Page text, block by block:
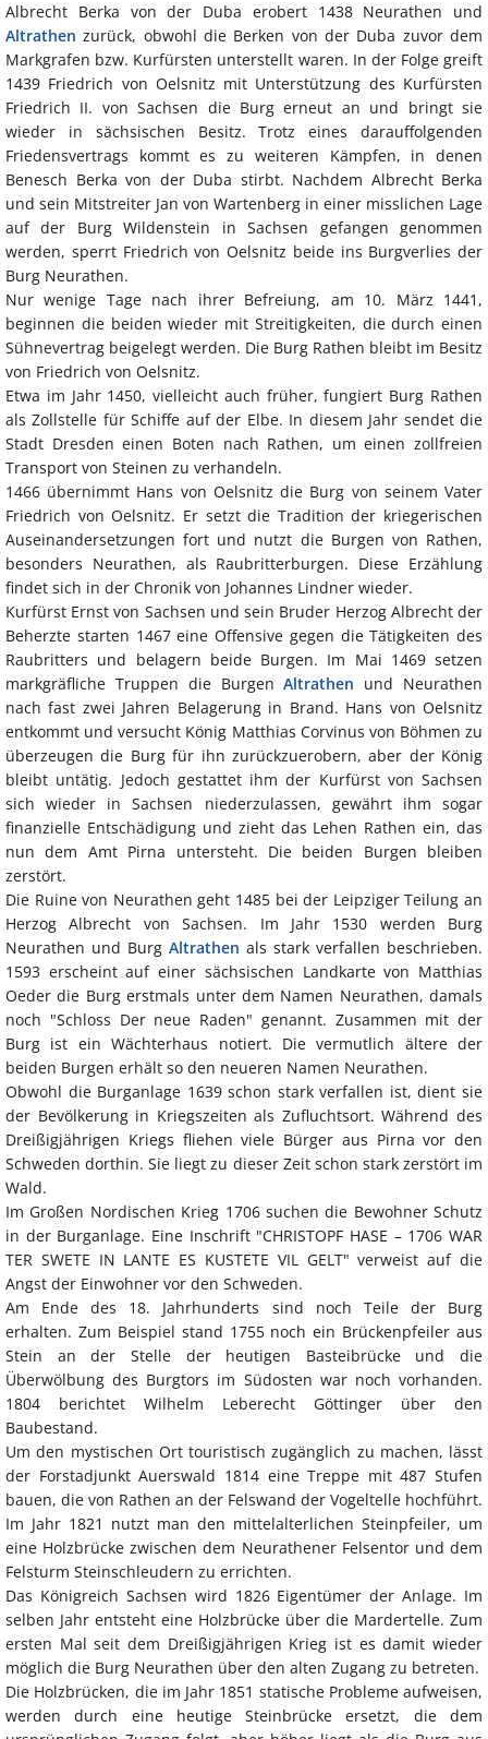
Albrecht Berka von der Duba erobert 1438 Neurathen und
Altrathen zurück, obwohl die Berken von der Duba zuvor dem
Markgrafen bzw. Kurfürsten unterstellt waren. In der Folge greift
1439 Friedrich von Oelsnitz mit Unterstützung des Kurfürsten
Friedrich II. von Sachsen die Burg erneut an und bringt sie
wieder in sächsischen Besitz. Trotz eines darauffolgenden
Friedensvertrags kommt es zu weiteren Kämpfen, in denen
Benesch Berka von der Duba stirbt. Nachdem Albrecht Berka
und sein Mitstreiter Jan von Wartenberg in einer misslichen Lage
auf der Burg Wildenstein in Sachsen gefangen genommen
werden, sperrt Friedrich von Oelsnitz beide ins Burgverlies der
Burg Neurathen.
Nur wenige Tage nach ihrer Befreiung, am 10. März 1441,
beginnen die beiden wieder mit Streitigkeiten, die durch einen
Sühnevertrag beigelegt werden. Die Burg Rathen bleibt im Besitz
von Friedrich von Oelsnitz.
Etwa im Jahr 1450, vielleicht auch früher, fungiert Burg Rathen
als Zollstelle für Schiffe auf der Elbe. In diesem Jahr sendet die
Stadt Dresden einen Boten nach Rathen, um einen zollfreien
Transport von Steinen zu verhandeln.
1466 übernimmt Hans von Oelsnitz die Burg von seinem Vater
Friedrich von Oelsnitz. Er setzt die Tradition der kriegerischen
Auseinandersetzungen fort und nutzt die Burgen von Rathen,
besonders Neurathen, als Raubritterburgen. Diese Erzählung
findet sich in der Chronik von Johannes Lindner wieder.
Kurfürst Ernst von Sachsen und sein Bruder Herzog Albrecht der
Beherzte starten 1467 eine Offensive gegen die Tätigkeiten des
Raubritters und belagern beide Burgen. Im Mai 1469 setzen
markgräfliche Truppen die BurgenAltrathen und Neurathen
nach fast zwei Jahren Belagerung in Brand. Hans von Oelsnitz
entkommt und versucht König Matthias Corvinus von Böhmen zu
überzeugen die Burg für ihn zurückzuerobern, aber der König
bleibt untätig. Jedoch gestattet ihm der Kurfürst von Sachsen
sich wieder in Sachsen niederzulassen, gewährt ihm sogar
finanzielle Entschädigung und zieht das Lehen Rathen ein, das
nun dem Amt Pirna untersteht. Die beiden Burgen bleiben
zerstört.
Die Ruine von Neurathen geht 1485 bei der Leipziger Teilung an
Herzog Albrecht von Sachsen. Im Jahr 1530 werden Burg
Neurathen und Burg Altrathen als stark verfallen beschrieben.
1593 erscheint auf einer sächsischen Landkarte von Matthias
Oeder die Burg erstmals unter dem Namen Neurathen, damals
noch "Schloss Der neue Raden" genannt. Zusammen mit der
Burg ist ein Wächterhaus notiert. Die vermutlich ältere der
beiden Burgen erhält so den neueren Namen Neurathen.
Obwohl die Burganlage 1639 schon stark verfallen ist, dient sie
der Bevölkerung in Kriegszeiten als Zufluchtsort. Während des
Dreißigjährigen Kriegs fliehen viele Bürger aus Pirna vor den
Schweden dorthin. Sie liegt zu dieser Zeit schon stark zerstört im
Wald.
Im Großen Nordischen Krieg 1706 suchen die Bewohner Schutz
in der Burganlage. Eine Inschrift "CHRISTOPF HASE – 1706 WAR
TER SWETE IN LANTE ES KUSTETE VIL GELT" verweist auf die
Angst der Einwohner vor den Schweden.
Am Ende des 18. Jahrhunderts sind noch Teile der Burg
erhalten. Zum Beispiel stand 1755 noch ein Brückenpfeiler aus
Stein an der Stelle der heutigen Basteibrücke und die
Überwölbung des Burgtors im Südosten war noch vorhanden.
1804 berichtet Wilhelm Leberecht Göttinger über den
Baubestand.
Um den mystischen Ort touristisch zugänglich zu machen, lässt
der Forstadjunkt Auerswald 1814 eine Treppe mit 487 Stufen
bauen, die von Rathen an der Felswand der Vogeltelle hochführt.
Im Jahr 1821 nutzt man den mittelalterlichen Steinpfeiler, um
eine Holzbrücke zwischen dem Neurathener Felsentor und dem
Felsturm Steinschleudern zu errichten.
Das Königreich Sachsen wird 1826 Eigentümer der Anlage. Im
selben Jahr entsteht eine Holzbrücke über die Mardertelle. Zum
ersten Mal seit dem Dreißigjährigen Krieg ist es damit wieder
möglich die Burg Neurathen über den alten Zugang zu betreten.
Die Holzbrücken, die im Jahr 1851 statische Probleme aufweisen,
werden durch eine heutige Steinbrücke ersetzt, die dem